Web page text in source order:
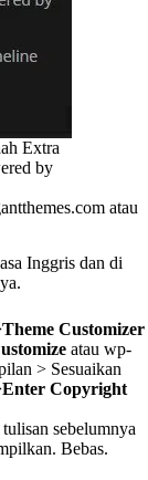
Extra
by
atau
Inggris dan di
Customizer
atau wp-
> Sesuaikan
Copyright
tulisan sebelumnya
Bebas.